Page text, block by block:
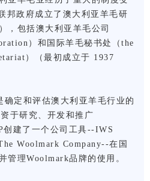
），包括澳大利亚羊毛公司和国
于 1937 年）。
邦政府成立了澳大利亚羊毛研
，包括澳大利亚羊毛公司
）和国际羊毛秘书处（the
）（最初成立于 1937
确定和评估澳大利亚羊毛行业的
于研究、开发和推广
创建了一个公司工具--IWS
Woolmark Company--在国
管理Woolmark品牌的使用。